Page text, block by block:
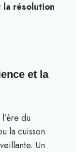
la résolution
et la
du
la cuisson
Un